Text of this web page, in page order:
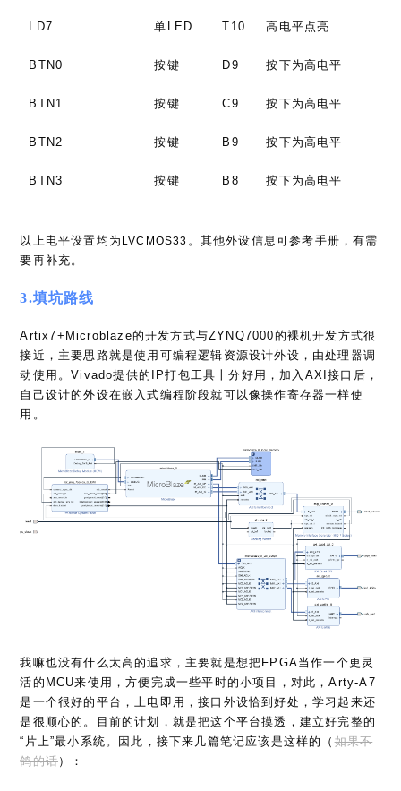
LD7 单LED T10 高电平点亮
BTN0 按键 D9 按下为高电平
BTN1 按键 C9 按下为高电平
BTN2 按键 B9 按下为高电平
BTN3 按键 B8 按下为高电平
以上电平设置均为 LVCMOS33 。其他外设信息可参考手册，有需
要再补充。
3.填坑路线
Artix7+Microblaze的开发方式与ZYNQ7000的裸机开发方式很
接近，主要思路就是使用可编程逻辑资源设计外设，由处理器调
动使用。Vivado提供的IP打包工具十分好用，加入AXI接口后，
自己设计的外设在嵌入式编程阶段就可以像操作寄存器一样使
用。
我嘛也没有什么太高的追求，主要就是想把FPGA当作一个更灵
活的MCU来使用，方便完成一些平时的小项目，对此，Arty-A7
是一个很好的平台，上电即用，接口外设恰到好处，学习起来还
是很顺心的。目前的计划，就是把这个平台摸透，建立好完整的
“片上”最小系统。因此，接下来几篇笔记应该是这样的（如果不
鸽的话）：